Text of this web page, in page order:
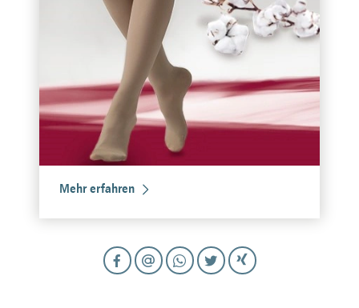
Mehr erfahren